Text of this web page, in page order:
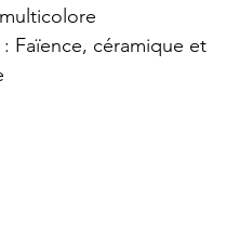
Faïence, céramique et